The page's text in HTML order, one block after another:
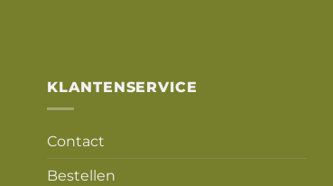
KLANTENSERVICE
Contact
Bestellen